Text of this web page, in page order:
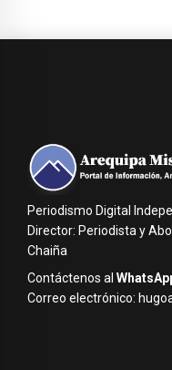
Periodismo Digital
Director: Periodista y
Chaiña
Contáctenos al
Correo electrónico: